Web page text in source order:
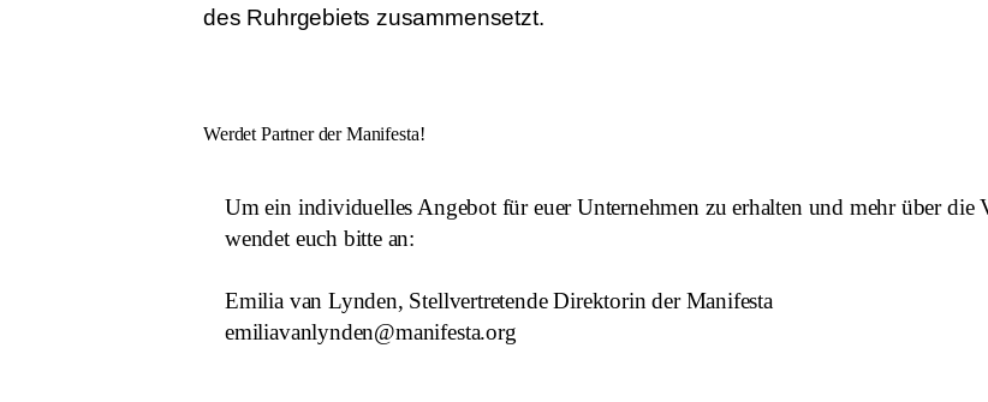
des Ruhrgebiets zusammensetzt.
Werdet Partner der Manifesta!
Um ein individuelles Angebot für euer Unternehmen zu erhalten und mehr über die
wendet euch bitte an:
Emilia van Lynden, Stellvertretende Direktorin der Manifesta
emiliavanlynden@manifesta.org